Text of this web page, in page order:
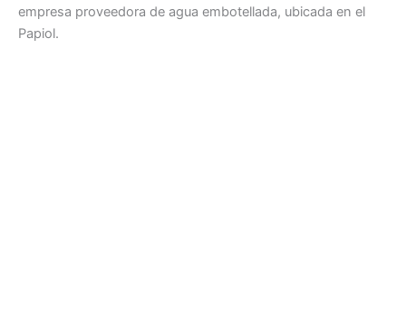
empresa proveedora de agua embotellada, ubicada en el
Papiol.